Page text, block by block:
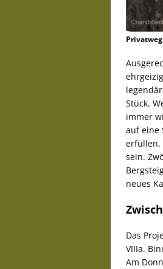
Stück.
immer
auf eine
erfüllen,
sein.
neues
Das
VIIIa.
Am